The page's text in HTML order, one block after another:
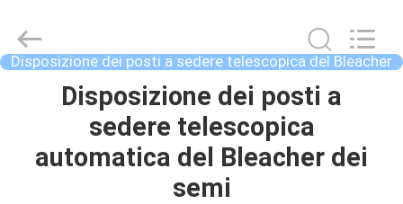
CASA
PRODOTTI
Chongqing
Aireach
Commercial
Disposizione dei posti a sedere telescopica del Bleacher
Disposizione dei posti a
sedere telescopica
automatica del Bleacher dei
semi